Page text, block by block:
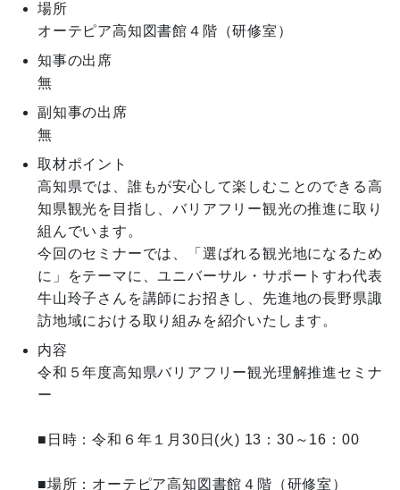
場所
オーテピア高知図書館４階（研修室）
知事の出席
無
副知事の出席
無
取材ポイント
高知県では、誰もが安心して楽しむことのできる高
知県観光を目指し、バリアフリー観光の推進に取り
組んでいます。
今回のセミナーでは、「選ばれる観光地になるため
に」をテーマに、ユニバーサル・サポートすわ代表
牛山玲子さんを講師にお招きし、先進地の長野県諏
訪地域における取り組みを紹介いたします。
内容
令和５年度高知県バリアフリー観光理解推進セミナ
ー
■日時：令和６年１月30日(火) 13：30～16：00
■場所：オーテピア高知図書館４階（研修室）